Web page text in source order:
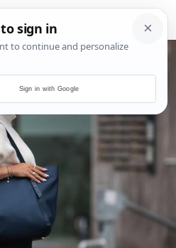
Sign in with Google